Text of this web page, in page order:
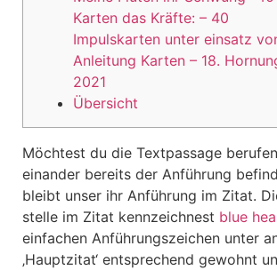
Karten das Kräfte: – 40
Impulskarten unter einsatz
Anleitung Karten – 18.
2021
Übersicht
Möchtest du die Textpassage
einander bereits der Anführung
bleibt unser ihr Anführung im Zitat.
stelle im Zitat kennzeichnest blue
einfachen Anführungszeichen unter
‚Hauptzitat‘ entsprechend gewohnt